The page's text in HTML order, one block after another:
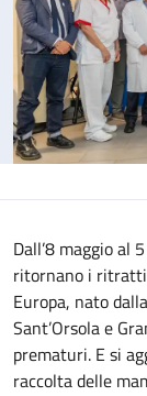
Dall’8 maggio al
ritornano i
Europa, nato
Sant’Orsola e
prematuri. E si
raccolta delle